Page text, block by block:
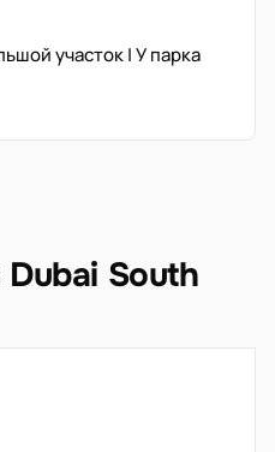
участок | У парка
South